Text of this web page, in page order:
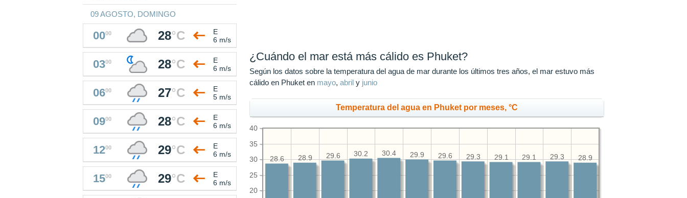
¿Cuándo el mar está más cálido es Phuket?
Según los datos sobre la temperatura del agua de mar durante los últimos tres años, el mar estuvo más
cálido en Phuket en mayo,abril y junio
Temperatura del agua en Phuket por meses, °C
20
25
30
35
40
28.9
29.3
29.1
29.1
29.3
29.6
29.9
30.4
30.2
29.6
28.9
28.6
09 AGOSTO, DOMINGO
0000 28°C
E
6 m/s
0300 28°C
E
6 m/s
0600 27°C
E
5 m/s
0900 28°C
E
6 m/s
1200 29°C
E
6 m/s
1500 29°C
E
6 m/s